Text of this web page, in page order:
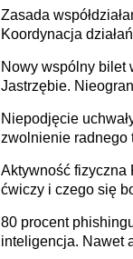
Zasada
Koordynacja
Nowy wspólny bilet
Jastrzębie.
Niepodjęcie
zwolnienie radnego
rozstrzygać sprawy
Aktywność fizyczna
ćwiczy i czego się
80 procent
inteligencja. Nawet